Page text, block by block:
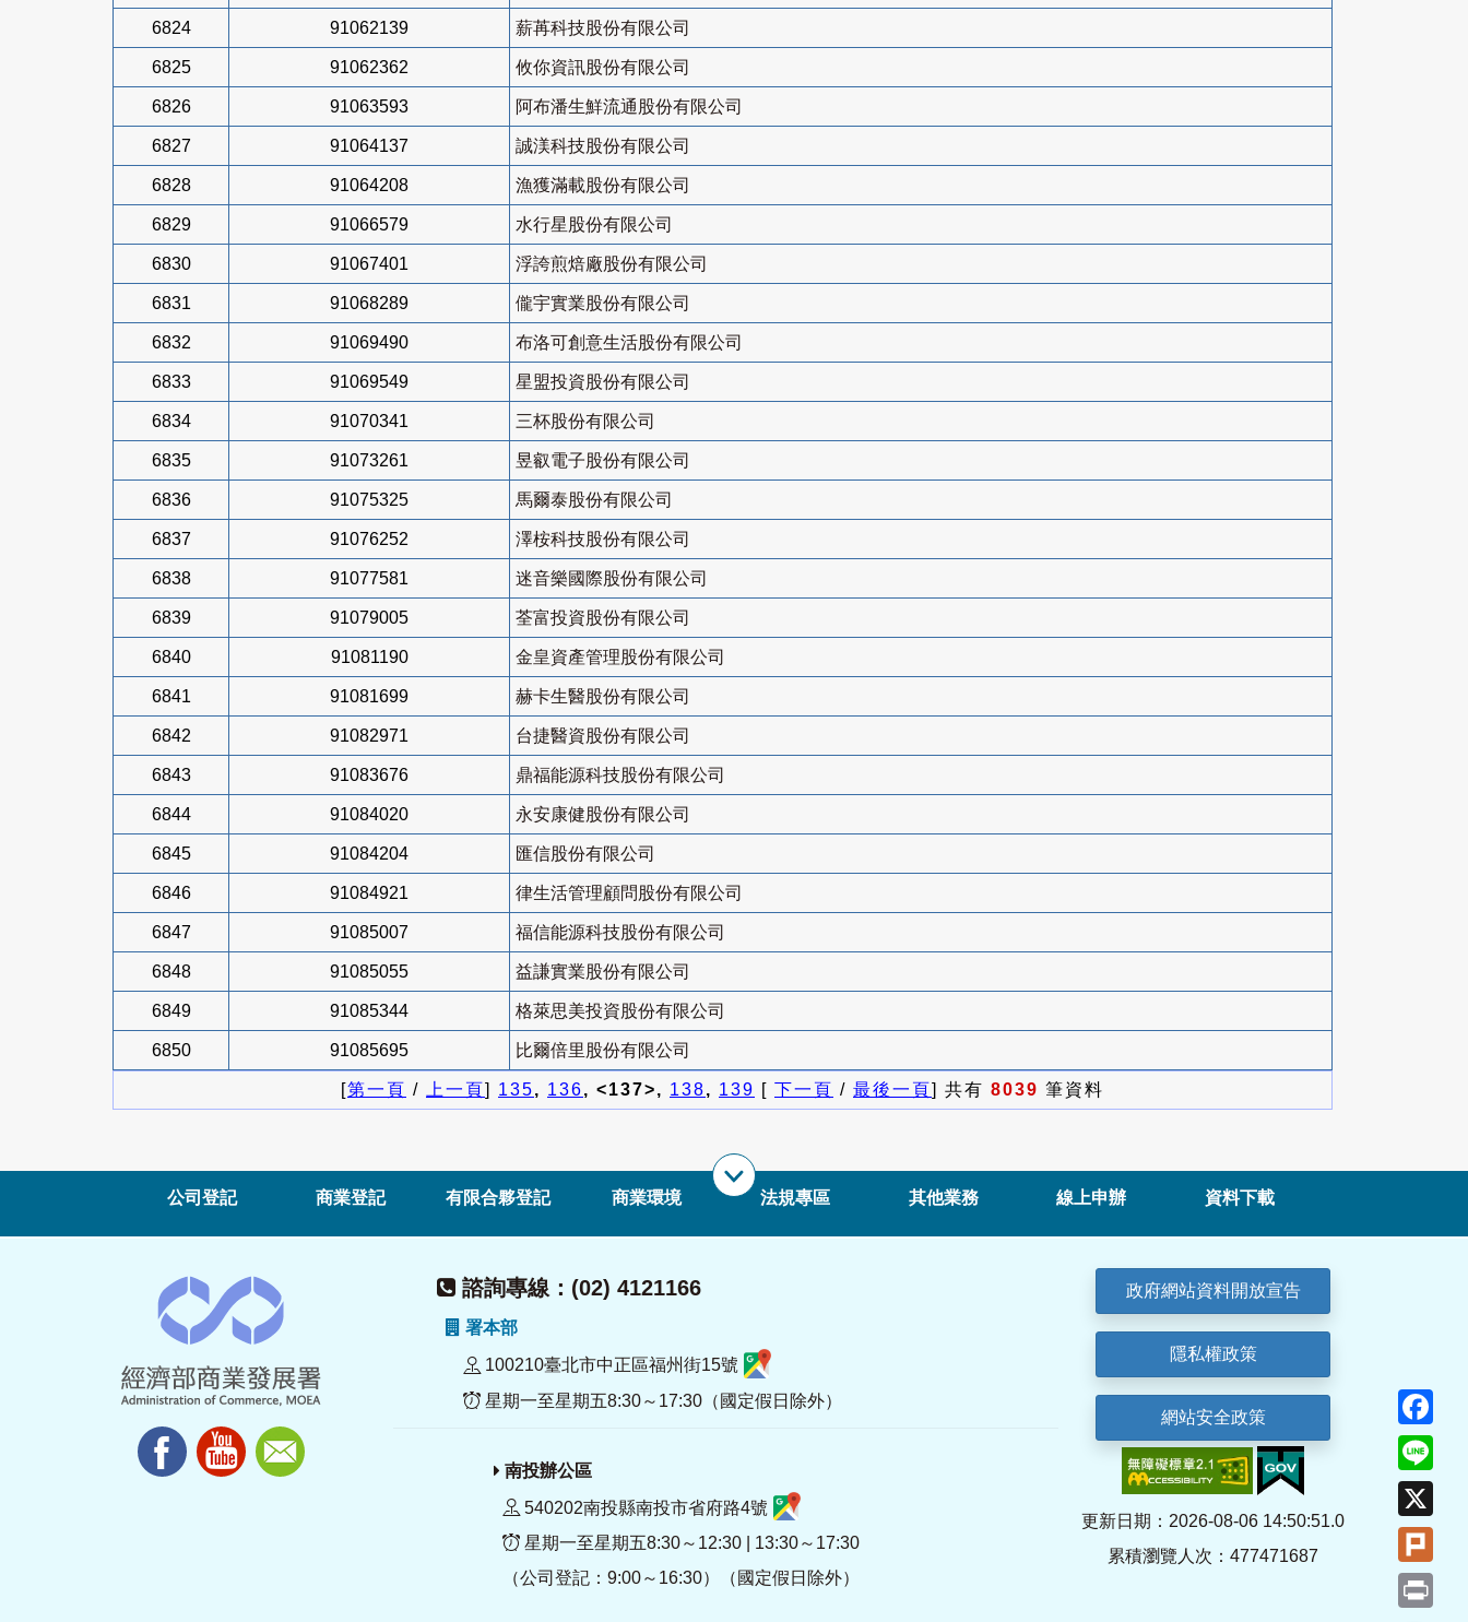
6824 91062139 薪苒科技股份有限公司
6825 91062362 攸你資訊股份有限公司
6826 91063593 阿布潘生鮮流通股份有限公司
6827 91064137 誠渼科技股份有限公司
6828 91064208 漁獲滿載股份有限公司
6829 91066579 水行星股份有限公司
6830 91067401 浮誇煎焙廠股份有限公司
6831 91068289 儱宇實業股份有限公司
6832 91069490 布洛可創意生活股份有限公司
6833 91069549 星盟投資股份有限公司
6834 91070341 三杯股份有限公司
6835 91073261 昱叡電子股份有限公司
6836 91075325 馬爾泰股份有限公司
6837 91076252 澤桉科技股份有限公司
6838 91077581 迷音樂國際股份有限公司
6839 91079005 荃富投資股份有限公司
6840 91081190 金皇資產管理股份有限公司
6841 91081699 赫卡生醫股份有限公司
6842 91082971 台捷醫資股份有限公司
6843 91083676 鼎福能源科技股份有限公司
6844 91084020 永安康健股份有限公司
6845 91084204 匯信股份有限公司
6846 91084921 律生活管理顧問股份有限公司
6847 91085007 福信能源科技股份有限公司
6848 91085055 益謙實業股份有限公司
6849 91085344 格萊思美投資股份有限公司
6850 91085695 比爾倍里股份有限公司
[第一頁 / 上一頁] 135, 136, <137>, 138, 139 [ 下一頁 / 最後一頁] 共有 8039 筆資料
公司登記 商業登記 有限合夥登記 商業環境 法規專區 其他業務 線上申辦 資料下載
諮詢專線：(02) 4121166
署本部
100210臺北市中正區福州街15號
星期一至星期五8:30～17:30（國定假日除外）
南投辦公區
540202南投縣南投市省府路4號
星期一至星期五8:30～12:30 | 13:30～17:30
（公司登記：9:00～16:30）（國定假日除外）
政府網站資料開放宣告
隱私權政策
網站安全政策
更新日期：2026-08-06 14:50:51.0
累積瀏覽人次：477471687